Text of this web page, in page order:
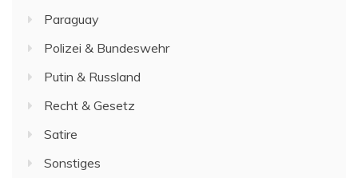
Paraguay
Polizei & Bundeswehr
Putin & Russland
Recht & Gesetz
Satire
Sonstiges